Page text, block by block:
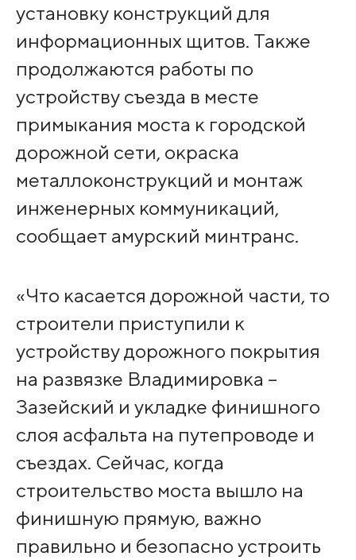
установку конструкций для
информационных щитов. Также
продолжаются работы по
устройству съезда в месте
примыкания моста к городской
дорожной сети, окраска
металлоконструкций и монтаж
инженерных коммуникаций,
сообщает амурский минтранс.
«Что касается дорожной части, то
строители приступили к
устройству дорожного покрытия
на развязке Владимировка –
Зазейский и укладке финишного
слоя асфальта на путепроводе и
съездах. Сейчас, когда
строительство моста вышло на
финишную прямую, важно
правильно и безопасно устроить